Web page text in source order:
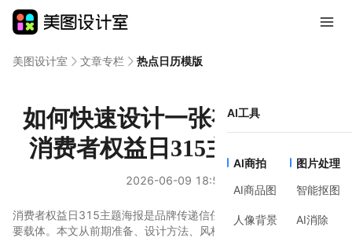
AI工具
AI商拍
AI商品图
人像背景
图片处理
智能抠图
AI消除
美图设计室 文章专栏 热点日历模版
如何快速设计一张有传播力的
消费者权益日315主题海报？
2026-06-09 18:58
消费者权益日315主题海报是品牌传递信任、消费者获取信息的重
要载体。本文从前期准备、设计方法、风格建议到工具辅助，系统